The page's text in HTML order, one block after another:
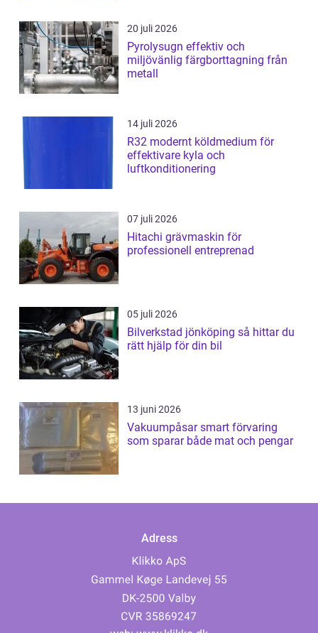
20 juli 2026
Pyrolysugn effektiv och
miljövänlig färgborttagning från
metall
14 juli 2026
R32 modernt köldmedium för
effektivare kyla och
luftkonditionering
07 juli 2026
Hitachi grävmaskin för
professionell entreprenad
05 juli 2026
Bilverkstad jönköping så hittar du
rätt hjälp för din bil
13 juni 2026
Vakuumpåsar smart förvaring
som sparar både mat och pengar
Adress